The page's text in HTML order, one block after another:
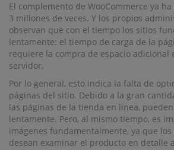
El complemento de WooCommerce ya
3 millones de veces. Y los propios
observan que con el tiempo los sitios
lentamente: el tiempo de carga de la
requiere la compra de espacio adicional
servidor.
Por lo general, esto indica la falta de
páginas del sitio. Debido a la gran
las páginas de la tienda en línea,
lentamente. Pero, al mismo tiempo, es
imágenes fundamentalmente, ya que
desean examinar el producto en detalle